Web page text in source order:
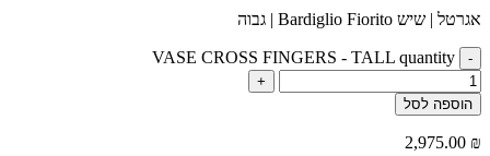
אגרטל | שיש Bardiglio Fiorito | גבוה
-
VASE CROSS FINGERS - TALL quantity
+
הוספה לסל
2,975.00 ₪